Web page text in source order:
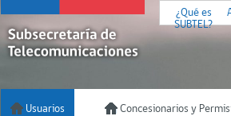
¿Qué es
SUBTEL?
Usuarios Concesionarios y